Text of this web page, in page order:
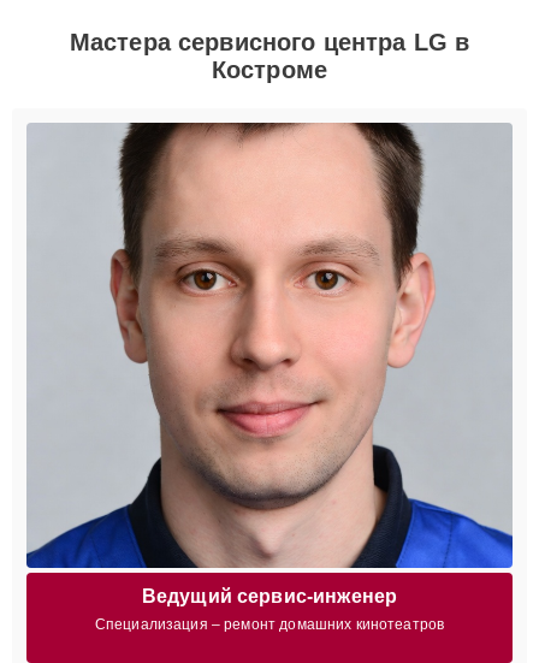
Мастера сервисного центра LG в
Костроме
Ведущий сервис-инженер
Специализация – ремонт домашних кинотеатров